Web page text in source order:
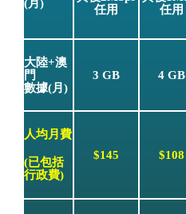
(月)
任用
任用
大陸+澳
門
數據(月)
3 GB 4 GB
人均月費
(已包括
行政費)
$145 $108